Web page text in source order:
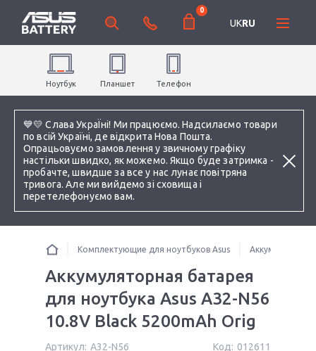
💙💛 Слава УкраЇні! Ми працюємо. Надсилаємо товари
по всій Україні, де відкрита Нова Пошта.
Опрацьовуємо замовлення у звичному графіку
настільки швидко, як можемо. Якщо буде затримка -
пробачте, швидше за все у нас лунає повітряна
тривога. Але ми вийдемо зі сховища і
перетелефонуємо вам.
0
UKRU
Ноутбук Планшет Телефон
Комплектующие для ноутбуков Asus Аккумуляторы
Аккумуляторная батарея
для ноутбука Asus A32-N56
10.8V Black 5200mAh Orig
Артикул: A32-N56 Код: 012611